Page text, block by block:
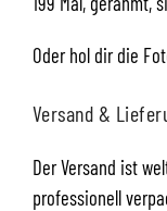
Oder hol dir die
Versand &
Der Versand ist
professionell